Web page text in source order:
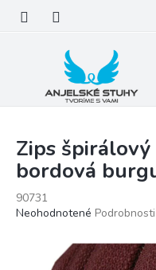
obsah
Zips
bordová
90731
Priemerné
Neohodnotené